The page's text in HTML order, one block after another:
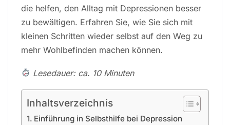
die helfen, den Alltag mit Depressionen besser
zu bewältigen. Erfahren Sie, wie Sie sich mit
kleinen Schritten wieder selbst auf den Weg zu
mehr Wohlbefinden machen können.
Lesedauer: ca. 10 Minuten
Inhaltsverzeichnis
Einführung in Selbsthilfe bei Depression